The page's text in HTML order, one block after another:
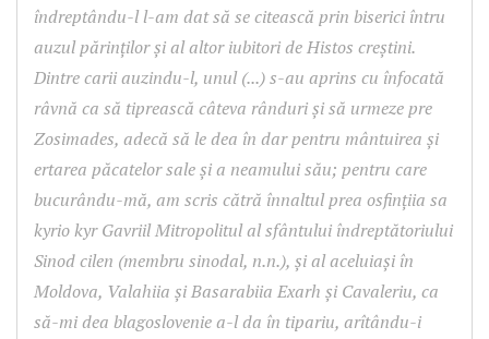
îndreptându-l l-am dat să se citească prin biserici întru
auzul părinților și al altor iubitori de Histos creștini.
Dintre carii auzindu-l, unul (...) s-au aprins cu înfocată
râvnă ca să tiprească câteva rânduri și să urmeze pre
Zosimades, adecă să le dea în dar pentru mântuirea și
ertarea păcatelor sale și a neamului său; pentru care
bucurându-mă, am scris cătră înnaltul prea osfințiia sa
kyrio kyr Gavriil Mitropolitul al sfântului îndreptătoriului
Sinod cilen (membru sinodal, n.n.), și al aceluiași în
Moldova, Valahiia și Basarabiia Exarh și Cavaleriu, ca
să-mi dea blagoslovenie a-l da în tipariu, arîtându-i